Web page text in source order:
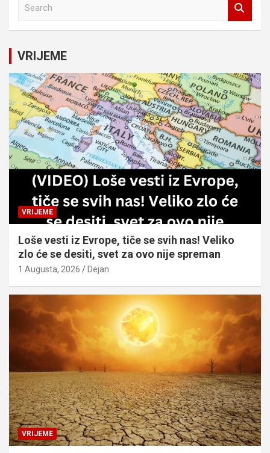
c
h
VRIJEME
VRIJEME
Loše vesti iz Evrope, tiče se svih nas! Veliko
zlo će se desiti, svet za ovo nije spreman
1 Augusta, 2026 Dejan
VRIJEME